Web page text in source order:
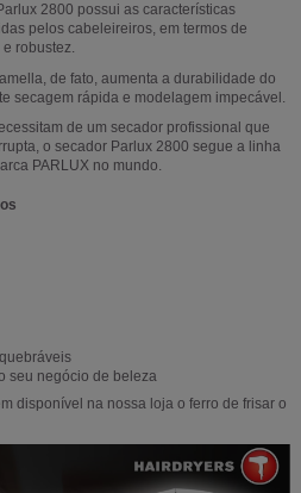
2800 possui as características
pelos cabeleireiros, em termos de
robustez.
de fato, aumenta a durabilidade do
secagem rápida e modelagem impecável.
de um secador profissional que
o secador Parlux 2800 segue a linha
PARLUX no mundo.
seu negócio de beleza
disponível na nossa loja o ferro de frisar o